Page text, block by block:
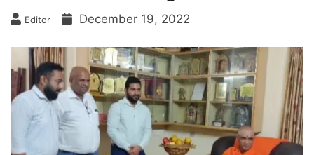
Editor December 19, 2022